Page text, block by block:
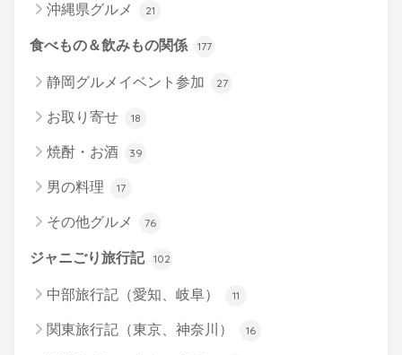
沖縄県グルメ 21
食べもの＆飲みもの関係 177
静岡グルメイベント参加 27
お取り寄せ 18
焼酎・お酒 39
男の料理 17
その他グルメ 76
ジャニごり旅行記 102
中部旅行記（愛知、岐阜） 11
関東旅行記（東京、神奈川） 16